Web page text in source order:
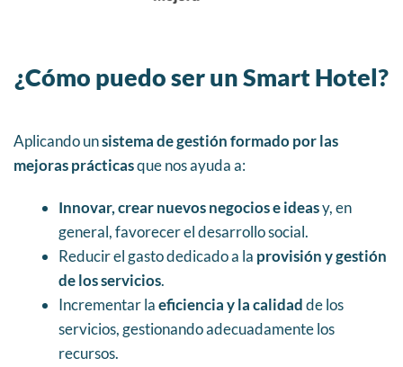
¿Cómo puedo ser un Smart Hotel?
Aplicando unsistema de gestión formado por las
mejoras prácticasque nos ayuda a:
Innovar, crear nuevos negocios e ideasy, en
general, favorecer el desarrollo social.
Reducir el gasto dedicado a la provisión y gestión
de los servicios.
Incrementar laeficiencia y la calidadde los
servicios, gestionando adecuadamente los
recursos.